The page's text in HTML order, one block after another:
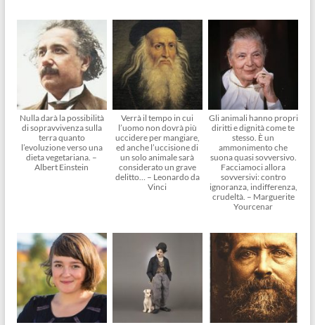
Nulla darà la possibilità
di sopravvivenza sulla
terra quanto
l’evoluzione verso una
dieta vegetariana. –
Albert Einstein
Verrà il tempo in cui
l’uomo non dovrà più
uccidere per mangiare,
ed anche l’uccisione di
un solo animale sarà
considerato un grave
delitto… – Leonardo da
Vinci
Gli animali hanno propri
diritti e dignità come te
stesso. È un
ammonimento che
suona quasi sovversivo.
Facciamoci allora
sovversivi: contro
ignoranza, indifferenza,
crudeltà. – Marguerite
Yourcenar